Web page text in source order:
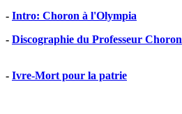
- Intro: Choron à l'Olympia
- Discographie du Professeur Choron
- Ivre-Mort pour la patrie